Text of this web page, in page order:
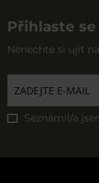
Přihlaste
Nenechte si ujít
Seznámil/a